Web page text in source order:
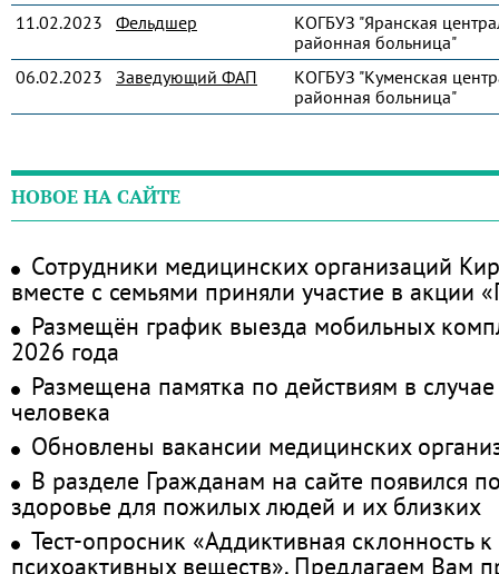
11.02.2023
Фельдшер
КОГБУЗ "Яранская
районная больница"
06.02.2023
Заведующий ФАП
КОГБУЗ "Куменская
районная больница"
НОВОЕ НА САЙТЕ
Сотрудники медицинских организаций
вместе с семьями приняли участие в акции
Размещён график выезда мобильных
2026 года
Размещена памятка по действиям в
человека
Обновлены вакансии медицинских
В разделе Гражданам на сайте появился
здоровье для пожилых людей и их близких
Тест-опросник «Аддиктивная склонность
психоактивных веществ». Предлагаем Вам